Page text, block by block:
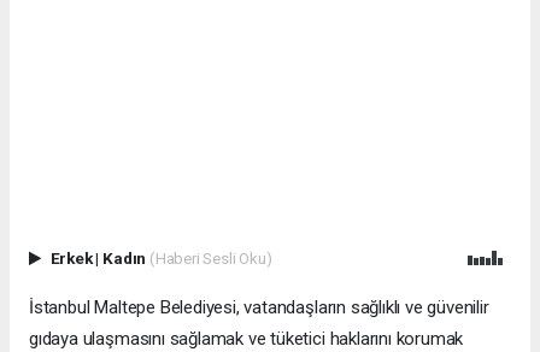
Erkek| Kadın (Haberi Sesli Oku)
İstanbul Maltepe Belediyesi, vatandaşların sağlıklı ve güvenilir
gıdaya ulaşmasını sağlamak ve tüketici haklarını korumak